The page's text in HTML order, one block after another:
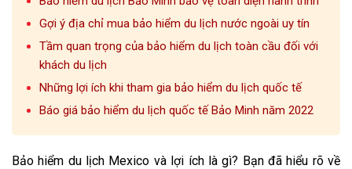
Gợi ý địa chỉ mua bảo hiểm du lịch nước ngoài uy tín
Tầm quan trọng của bảo hiểm du lịch toàn cầu đối với
khách du lịch
Những lợi ích khi tham gia bảo hiểm du lịch quốc tế
Báo giá bảo hiểm du lịch quốc tế Bảo Minh năm 2022
Bảo hiểm du lịch Mexico và lợi ích là gì? Bạn đã hiểu rõ về